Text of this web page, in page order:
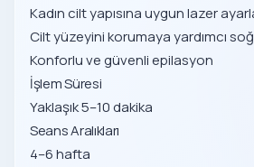
Kadın cilt yapısına uygun lazer
Cilt yüzeyini korumaya yardımcı
Konforlu ve güvenli epilasyon
İşlem Süresi
Yaklaşık 5–10 dakika
Seans Aralıkları
4–6 hafta